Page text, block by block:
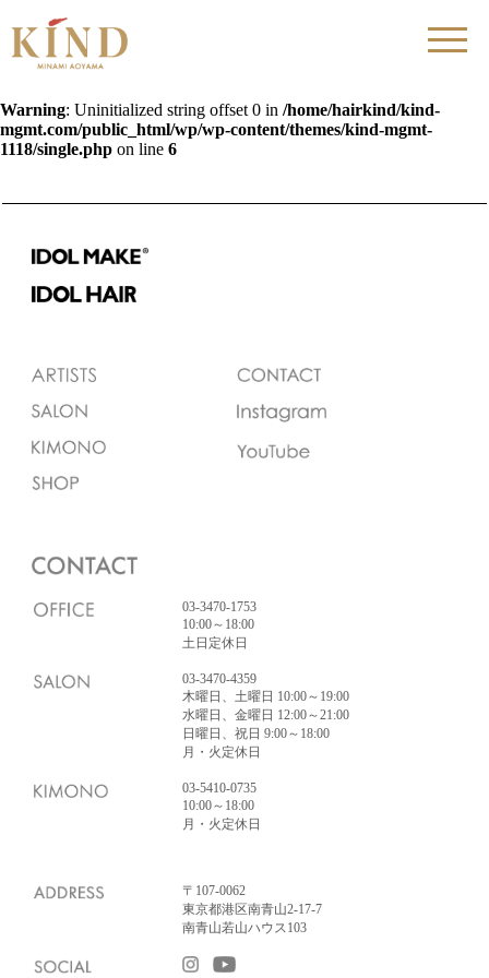
Warning: Uninitialized string offset 0 in /home/hairkind/kind-
mgmt.com/public_html/wp/wp-content/themes/kind-mgmt-
1118/single.php on line 6
03-3470-1753
10:00～18:00
土日定休日
03-3470-4359
木曜日、土曜日 10:00～19:00
水曜日、金曜日 12:00～21:00
日曜日、祝日 9:00～18:00
月・火定休日
03-5410-0735
10:00～18:00
月・火定休日
〒107-0062
東京都港区南青山2-17-7
南青山若山ハウス103